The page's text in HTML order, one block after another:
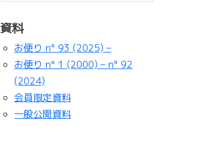
資料
お便り n° 93 (2025) –
お便り n° 1 (2000) – n° 92
(2024)
会員限定資料
一般公開資料